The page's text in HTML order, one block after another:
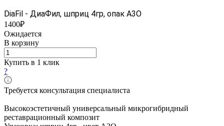
DiaFil - ДиаФил, шприц 4гр, опак A3O
1400₽
Ожидается
В корзину
Купить в 1 клик
?
Требуется консультация специалиста
Высокоэстетичный универсальный микрогибридный
реставрационный композит